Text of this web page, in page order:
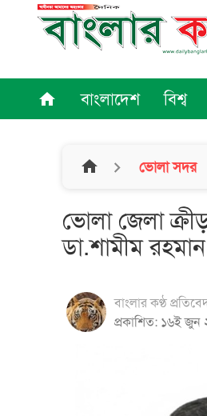
home বাংলাদেশ বিশ্ব
home ভোলা সদর
ভোলা জেলা
ডা.শামীম
বাংলার কণ্ঠ
প্রকাশিত: ১৬ই